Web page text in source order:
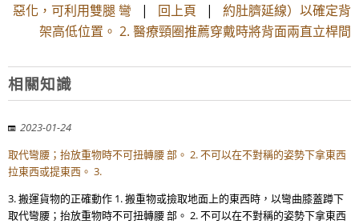
惡化，可利用雙腿 彎 | 回上頁 | 約肚臍延線）以確定背
架高低位置。 2. 醫療頸圈推薦穿戴時將背面兩直立桿間
相關知識
2023-01-24
取代彎腰；抬放重物時不可扭轉腰 部。 2. 不可以在不對稱的姿勢下拿東西
拉東西或提東西。 3.
3. 搬運貨物的正確動作 1. 搬重物或撿取地面上的東西時，以彎曲膝蓋蹲下
取代彎腰；抬放重物時不可扭轉腰 部。 2. 不可以在不對稱的姿勢下拿東西